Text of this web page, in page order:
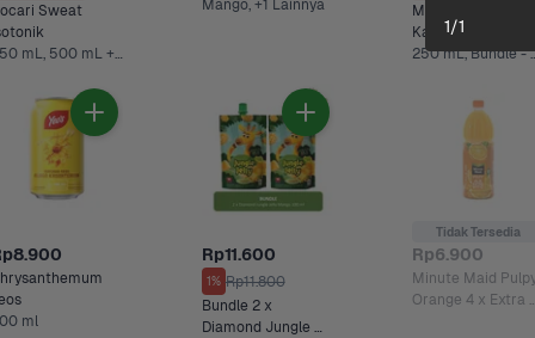
Sweat
350 mL, 500 mL +2 Lainnya
Mango, +1 Lainnya
Minuman Sari
Kacang Hijau Ultra
250 mL,
ml
Rp11.600
1% Rp11.800
Bundle 2 x
Diamond Jungle
Tidak Tersedia
Rp6.900
Minute Maid
Orange 4 x Extra
1/1